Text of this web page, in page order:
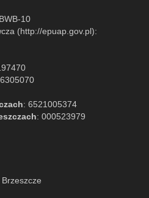
10
(http://epuap.gov.pl):
: 6521005374
: 000523979